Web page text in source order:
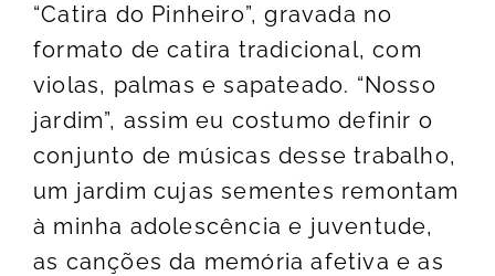
“Catira do Pinheiro”, gravada no
formato de catira tradicional, com
violas, palmas e sapateado. “Nosso
jardim”, assim eu costumo definir o
conjunto de músicas desse trabalho,
um jardim cujas sementes remontam
à minha adolescência e juventude,
as canções da memória afetiva e as